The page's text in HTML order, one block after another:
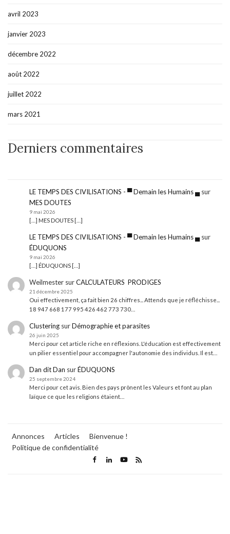
avril 2023
janvier 2023
décembre 2022
août 2022
juillet 2022
mars 2021
Derniers commentaires
LE TEMPS DES CIVILISATIONS - ▀ Demain les Humains ▄sur
MES DOUTES
9 mai 2026
[…] MES DOUTES […]
LE TEMPS DES CIVILISATIONS - ▀ Demain les Humains ▄sur
ÉDUQUONS
9 mai 2026
[…] ÉDUQUONS […]
Weilmester surCALCULATEURS PRODIGES
21 décembre 2025
Oui effectivement, ça fait bien 26 chiffres... Attends que je réfléchisse...
18 947 668 177 995 426 462 773 730…
Clustering surDémographie et parasites
26 juin 2025
Merci pour cet article riche en réflexions. L'éducation est effectivement
un pilier essentiel pour accompagner l'autonomie des individus. Il est…
Dan dit Dan surÉDUQUONS
25 septembre 2024
Merci pour cet avis. Bien des pays prônent les Valeurs et font au plan
laïque ce que les religions étaient…
Annonces Articles
Bienvenue !
Politique de confidentialité